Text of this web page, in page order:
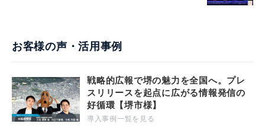
お客様の声・活用事例
戦略的広報で堺の魅力を全国へ。プレ
スリリースを起点に広がる情報発信の
好循環【堺市様】
導入事例一覧を見る